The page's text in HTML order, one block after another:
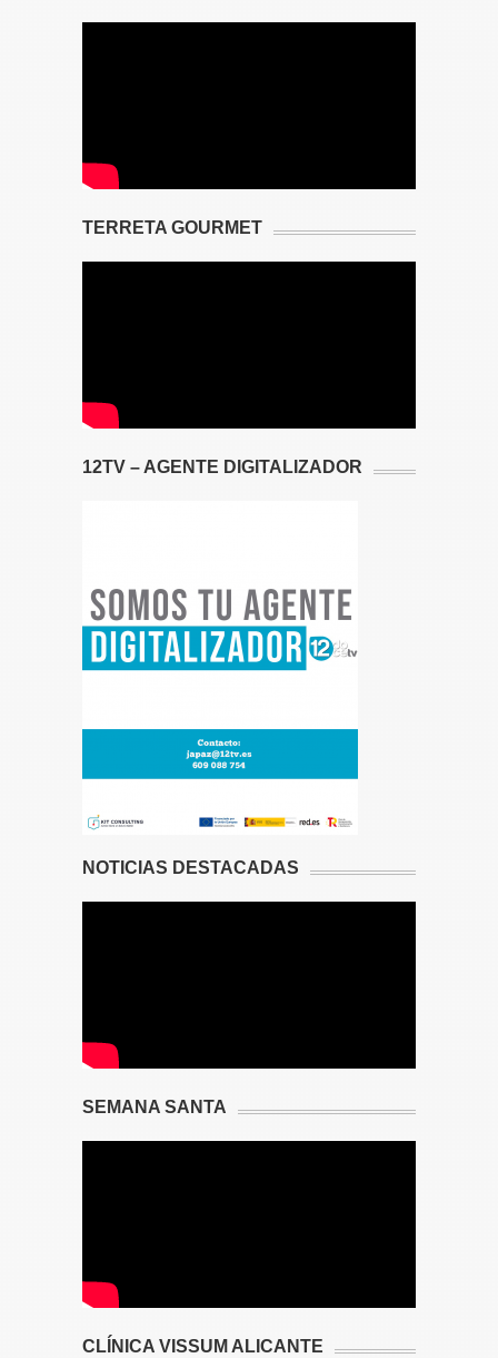
TERRETA GOURMET
12TV – AGENTE DIGITALIZADOR
NOTICIAS DESTACADAS
SEMANA SANTA
CLÍNICA VISSUM ALICANTE